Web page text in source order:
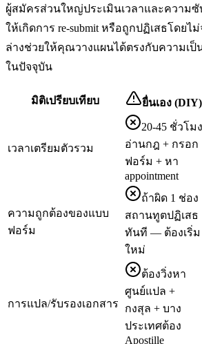
ผู้สมัครส่วนใหญ่ประเมินเวลาและความซั
ให้เกิดการ re-submit หรือถูกปฏิเสธโดย
ล่างช่วยให้คุณวางแผนได้ตรงกับความเป็
ในปัจจุบัน
มิติเปรียบเทียบ ยื่นเอง (DIY)
เวลาเตรียมตัวรวม
20-45 ชั่วโมง
อ่านกฎ + กรอก
ฟอร์ม + หา
appointment
ความถูกต้องของแบบ
ฟอร์ม
ถ้าผิด 1 ช่อง
สถานทูตปฏิเสธ
ทันที — ต้องเริ่ม
ใหม่
การแปล/รับรองเอกสาร
ต้องวิ่งหา
ศูนย์แปล +
กงสุล + บาง
ประเทศต้อง
Apostille